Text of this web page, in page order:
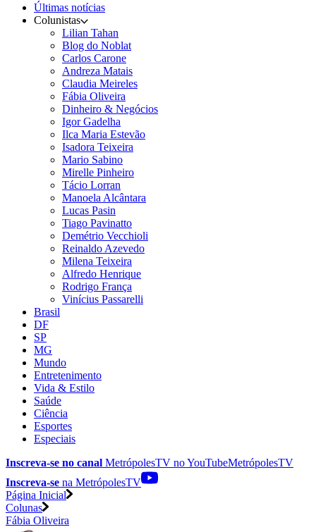
Últimas notícias
Colunistas
Lilian Tahan
Blog do Noblat
Carlos Carone
Andreza Matais
Claudia Meireles
Fábia Oliveira
Dinheiro & Negócios
Igor Gadelha
Ilca Maria Estevão
Isadora Teixeira
Mario Sabino
Mirelle Pinheiro
Tácio Lorran
Manoela Alcântara
Lucas Pasin
Tiago Pavinatto
Demétrio Vecchioli
Reinaldo Azevedo
Milena Teixeira
Alfredo Henrique
Rodrigo França
Vinícius Passarelli
Brasil
DF
SP
MG
Mundo
Entretenimento
Vida & Estilo
Saúde
Ciência
Esportes
Especiais
Inscreva-se no canal MetrópolesTV noYouTubeMetrópolesTV
Inscreva-se na MetrópolesTV
Página Inicial
Colunas
Fábia Oliveira